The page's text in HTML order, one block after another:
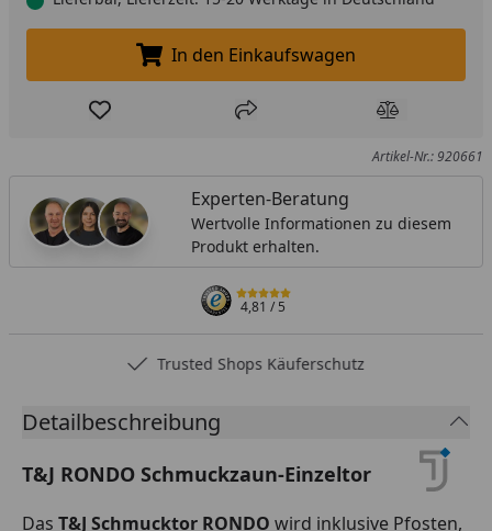
In den Einkaufswagen legen
In den Einkaufswagen
Produkt zur Wunschliste hinzufügen
Teilen Produkt
Artikel-Nr.: 920661
Experten-Beratung
Wertvolle Informationen zu diesem
Produkt erhalten.
4,81/ 5
Trusted Shops Käuferschutz
Detailbeschreibung
T&J RONDO Schmuckzaun-Einzeltor
Das T&J Schmucktor RONDO wird inklusive Pfosten,